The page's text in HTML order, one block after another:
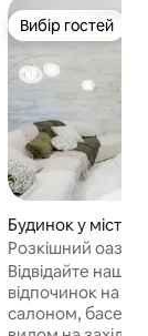
4,88 з 5,
Вибір гостей
Вибір гостей
Будинок у місті
ь
Розкішний
серенада на
Відвідайте наш
відпочинок на
салоном,